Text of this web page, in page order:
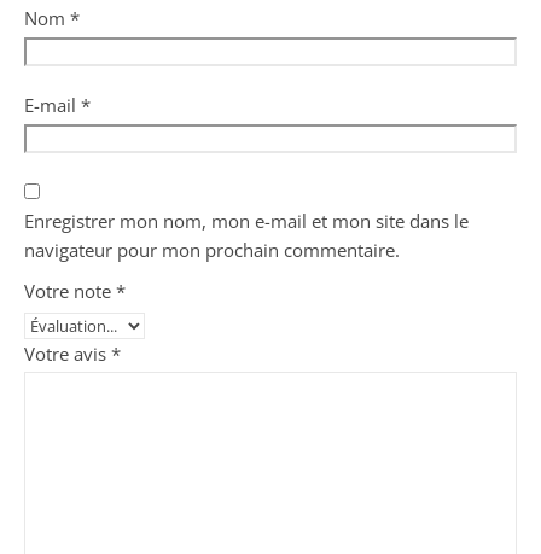
Nom *
E-mail *
Enregistrer mon nom, mon e-mail et mon site dans le
navigateur pour mon prochain commentaire.
Votre note *
Votre avis *